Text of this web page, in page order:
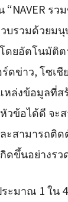
รว
บรวมด้วยม
ดยอัตโนมัติ
ดข่าว, โซเชี
ล่งข้อมูลที่ส
วข้อได้ดี จะ
ะสามารถติ
ดขึ้นอย่างรว
ะมาณ 1 ใน